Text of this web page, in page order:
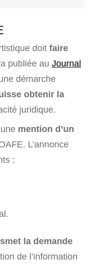
doit faire
publiée au Journal
démarche
obtenir la
juridique.
mention d’un
L’annonce
:
la demande
de l’information